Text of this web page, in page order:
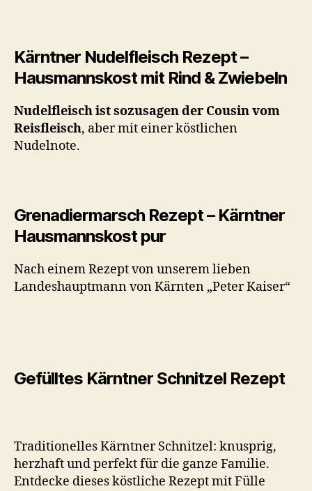
Kärntner Nudelfleisch Rezept –
Hausmannskost mit Rind & Zwiebeln
Nudelfleisch ist sozusagen der Cousin vom
Reisfleisch, aber mit einer köstlichen
Nudelnote.
Grenadiermarsch Rezept – Kärntner
Hausmannskost pur
Nach einem Rezept von unserem lieben
Landeshauptmann von Kärnten „Peter Kaiser“
Gefülltes Kärntner Schnitzel Rezept
Traditionelles Kärntner Schnitzel: knusprig,
herzhaft und perfekt für die ganze Familie.
Entdecke dieses köstliche Rezept mit Fülle